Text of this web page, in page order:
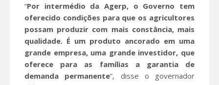
“Por intermédio da Agerp, o Governo tem
oferecido condições para que os agricultores
possam produzir com mais constância, mais
qualidade. É um produto ancorado em uma
grande empresa, uma grande investidor, que
oferece para as famílias a garantia de
demanda permanente”, disse o governador